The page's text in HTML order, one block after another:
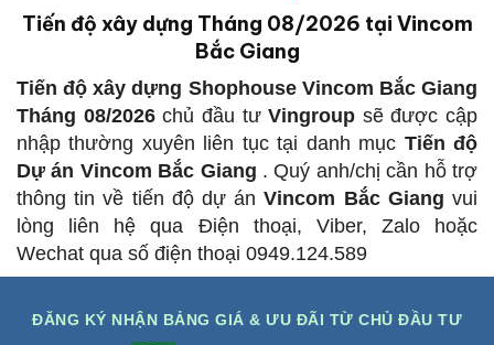
Tiến độ xây dựng Tháng 08/2026 tại Vincom
Bắc Giang
Tiến độ xây dựng Shophouse Vincom Bắc Giang
Tháng 08/2026chủ đầu tưVingroup sẽ được cập
nhập thường xuyên liên tục tại danh mục Tiến độ
Dự án Vincom Bắc Giang . Quý anh/chị cần hỗ trợ
thông tin về tiến độ dự ánVincom Bắc Giang vui
lòng liên hệ qua Điện thoại, Viber, Zalo hoặc
Wechat qua số điện thoại 0949.124.589
ĐĂNG KÝ NHẬN BẢNG GIÁ & ƯU ĐÃI TỪ CHỦ ĐẦU TƯ